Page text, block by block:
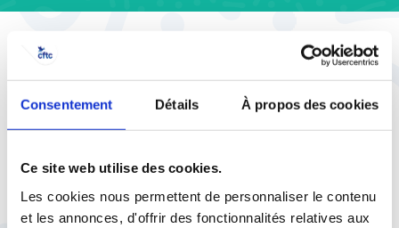
Consentement Détails À propos des cookies
Ce site web utilise des cookies.
Les cookies nous permettent de personnaliser le contenu
et les annonces, d'offrir des fonctionnalités relatives aux
ledecodeur.cftc.fr
Droit du travail :
Vous êtes perdu ?
La CFTC décrypte vos droits sur
Le Décodeur
Vidéos
Articles
Décryptages
Quiz